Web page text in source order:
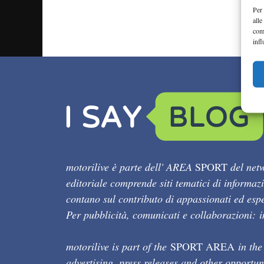
motorilive è parte dell' AREA SPORT del
editoriale comprende siti tematici di
contano sul contributo di appassionati ed
Per pubblicità, comunicati e collaborazioni:
motorilive is part of the SPORT AREA in